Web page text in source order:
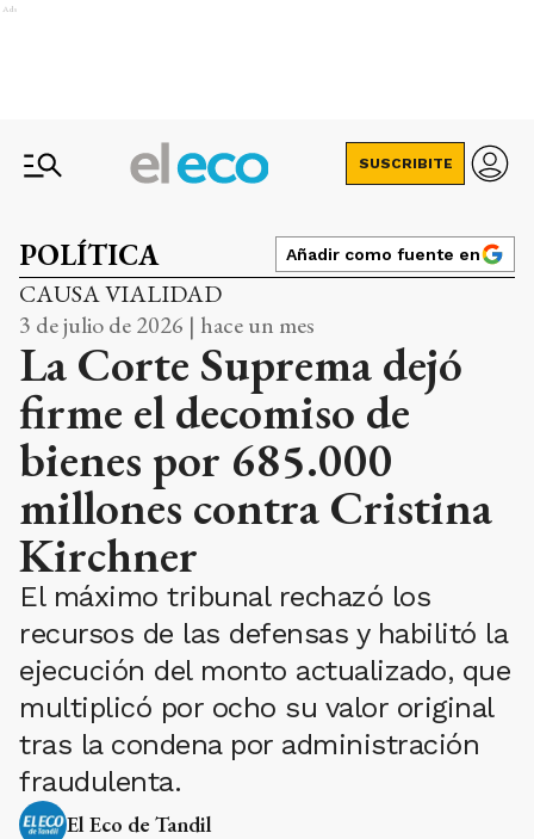
Ads
SUSCRIBITE
POLÍTICA Añadir como fuente en
CAUSA VIALIDAD
3 de julio de 2026 | hace un mes
La Corte Suprema dejó
firme el decomiso de
bienes por 685.000
millones contra Cristina
Kirchner
El máximo tribunal rechazó los
recursos de las defensas y habilitó la
ejecución del monto actualizado, que
multiplicó por ocho su valor original
tras la condena por administración
fraudulenta.
El Eco de Tandil